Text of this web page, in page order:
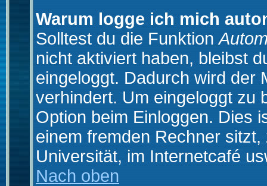
Warum logge ich mich
Solltest du die Funktion
nicht aktiviert haben, bleibst
eingeloggt. Dadurch wird der
verhindert. Um eingeloggt zu
Option beim Einloggen. Dies
einem fremden Rechner
Universität, im Internetcafé
Nach oben